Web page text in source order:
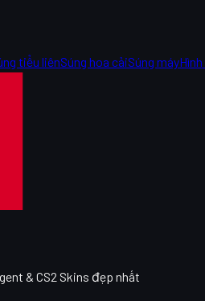
tiểu liênSúng hoa cảiSúng máy
& CS2 Skins đẹp nhất